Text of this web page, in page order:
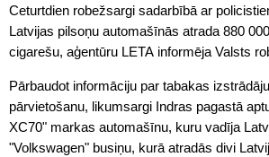
Ceturtdien robežsargi sadarbībā ar
Latvijas pilsoņu automašīnās atrada 880
cigarešu, aģentūru LETA informēja Valsts
Pārbaudot informāciju par tabakas
pārvietošanu, likumsargi Indras pagastā
XC70" markas automašīnu, kuru vadīja
"Volkswagen" busiņu, kurā atradās divi